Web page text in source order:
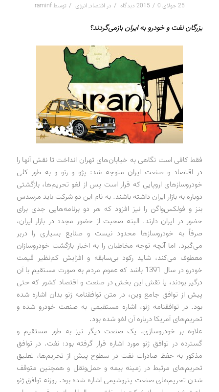
25 جولای 2015 / 0 دیدگاه / در اقتصاد, انرژی / توسطraminf
بزرگان نفت و خودرو به ایران بازمی‌گردند؟
فقط کافی است نگاهی به خیابان‌های تهران انداخت تا نقش آنها را
در اقتصاد و صنعت ایران متوجه شد: پژو و رنو و به طور کلی
خودروسازهای اروپایی که قرار است پس از لغو تحریم‌ها، بازگشتی
دوباره به بازار ایران داشته باشند. به نام این دو شرکت باید مرسدس
بنز و فولکس‌واگن را نیز افزود که هر دو برنامه‌هایی جدی برای
حضور در ایران دارند. البته صحبت از حضور مجدد در بازار ایران،
صرفاً به خودروسازها محدود نیست و صنایع بسیاری را دربر
می‌گیرد. اما آنچه توجه مخاطبان را به اخبار بازگشت خودروسازان
معطوف می‌کند، شاید رکود بی‌سابقه و افزایش کم‌نظیر قیمت
خودرو در سال 1391 باشد که عموم مردم به صورت مستقیم با آن
درگیر بودند، یا نقش این بخش در صنعت و اقتصاد کشور که حتی
پیش از توافق جامع وین، در متن توافقنامه ژنو بدان اشاره شده
بود. در توافقنامه ژنو، اشاره مستقیمی به صنعت خودرو شده و
تحریم‌های آمریکا درباره آن لغو شده بود.
علاوه بر خودروسازی، یک صنعت دیگر نیز به طور مستقیم و
گسترده در توافق ژنو مورد اشاره قرار گرفته بود: نفت. در توافق
مذکور به حفظ صادرات نفت در سطوح پیش از تحریم‌ها، تعلیق
تحریم‌های مرتبط در زمینه بیمه و حمل‌ونقل و همچنین متوقف
شدن تحریم‌های صنعت پتروشیمی اشاره شده بود. روزنه توافق ژنو